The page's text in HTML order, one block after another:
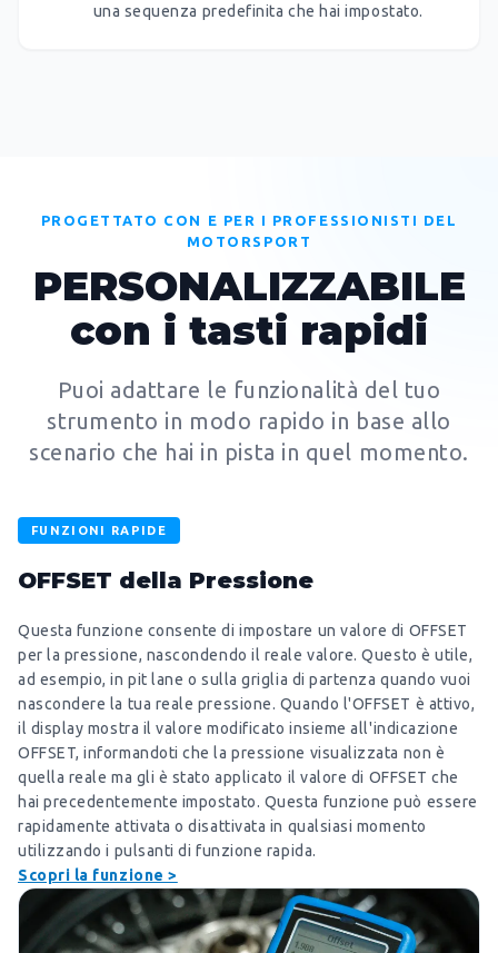
una sequenza predefinita che hai impostato.
PROGETTATO CON E PER I PROFESSIONISTI DEL
MOTORSPORT
PERSONALIZZABILE
con i tasti rapidi
Puoi adattare le funzionalità del tuo
strumento in modo rapido in base allo
scenario che hai in pista in quel momento.
FUNZIONI RAPIDE
OFFSET della Pressione
Questa funzione consente di impostare un valore di OFFSET
per la pressione, nascondendo il reale valore. Questo è utile,
ad esempio, in pit lane o sulla griglia di partenza quando vuoi
nascondere la tua reale pressione. Quando l'OFFSET è attivo,
il display mostra il valore modificato insieme all'indicazione
OFFSET, informandoti che la pressione visualizzata non è
quella reale ma gli è stato applicato il valore di OFFSET che
hai precedentemente impostato. Questa funzione può essere
rapidamente attivata o disattivata in qualsiasi momento
utilizzando i pulsanti di funzione rapida.
Scopri la funzione >